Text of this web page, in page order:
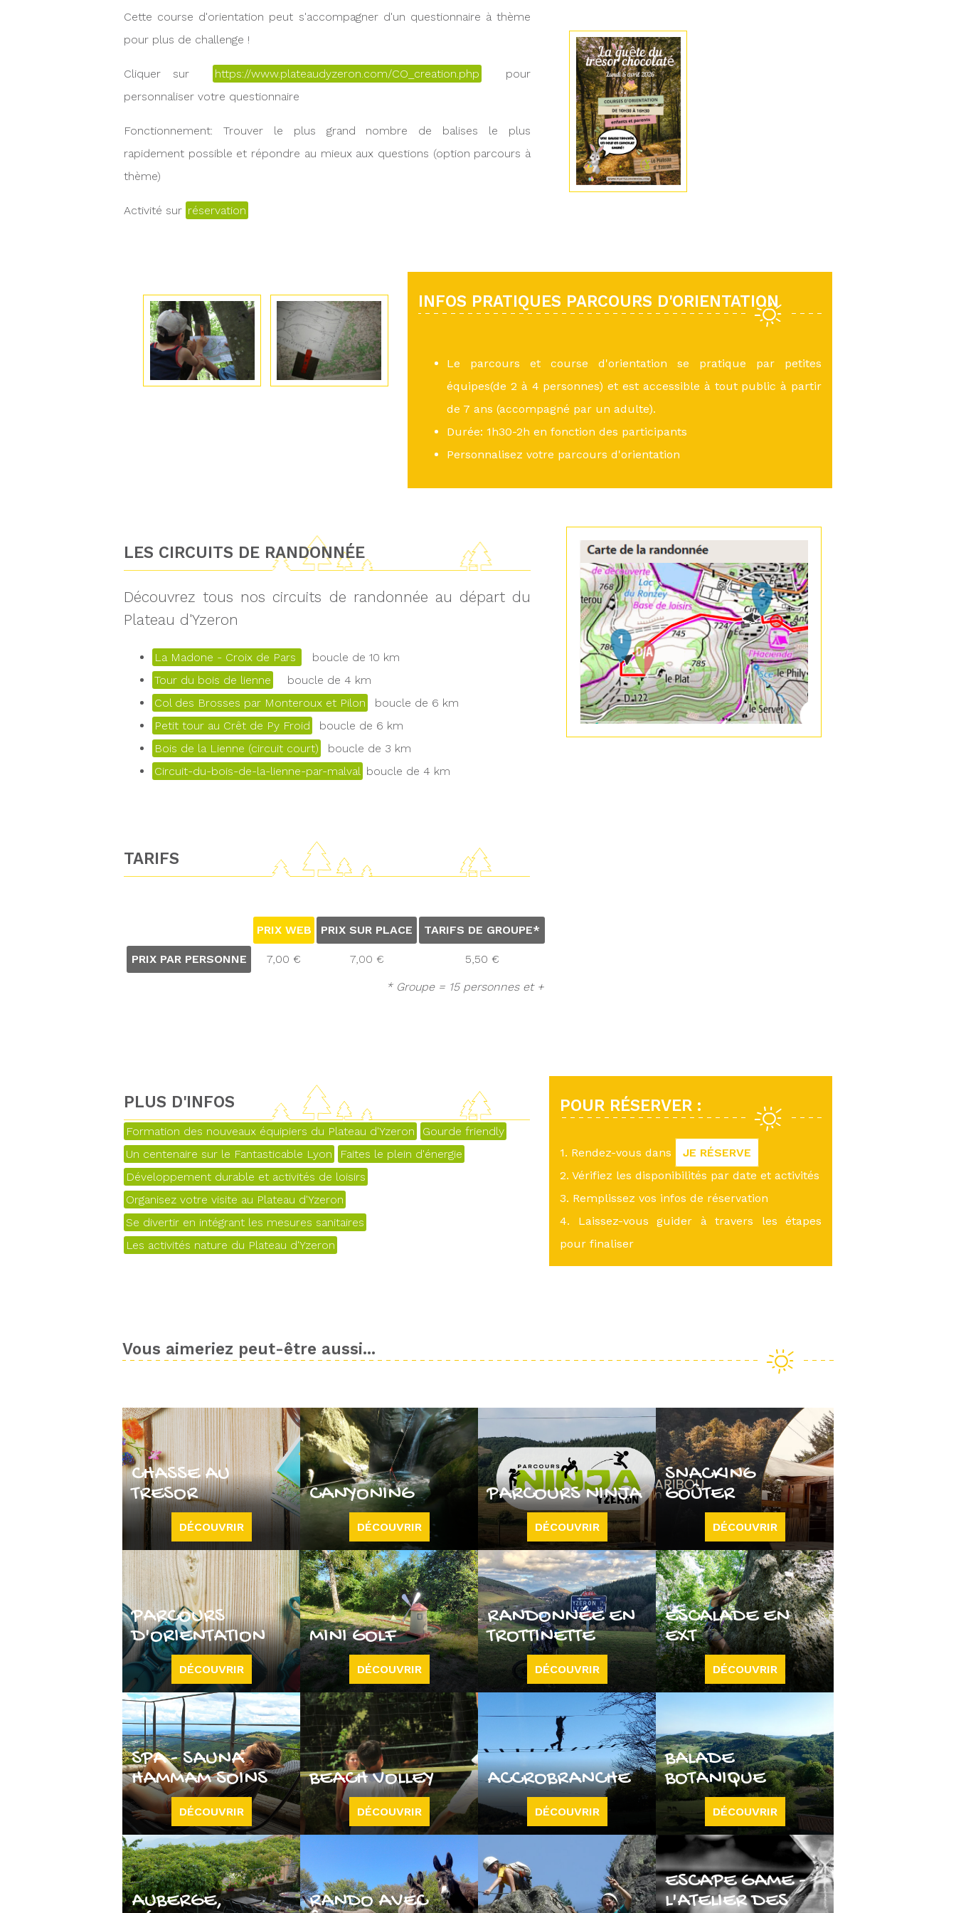
Cette course d'orientation peut s'accompagner d'un questionnaire à thème
pour plus de challenge !
Cliquer sur https://www.plateaudyzeron.com/CO_creation.php
pour
personnaliser votre questionnaire
Fonctionnement: Trouver le plus grand nombre de balises le plus
rapidement possible et répondre au mieux aux questions (option parcours à
thème)
Activité sur réservation
INFOS PRATIQUES PARCOURS D'ORIENTATION
Le parcours et course d'orientation se pratique par petites
équipes(de 2 à 4 personnes) et est accessible à tout public à partir
de 7 ans (accompagné par un adulte).
Durée: 1h30-2h en fonction des participants
Personnalisez votre parcours d'orientation
LES CIRCUITS DE RANDONNÉE
Découvrez tous nos circuits de randonnée au départ du
Plateau d'Yzeron
La Madone - Croix de Pars
boucle de 10 km
Tour du bois de lienne
boucle de 4 km
Col des Brosses par Monteroux et Pilon
boucle de 6 km
Petit tour au Crêt de Py Froid
boucle de 6 km
Bois de la Lienne (circuit court)
boucle de 3 km
Circuit-du-bois-de-la-lienne-par-malval boucle de 4 km
TARIFS
PRIX WEB PRIX SUR PLACE TARIFS DE GROUPE*
PRIX PAR PERSONNE 7,00 € 7,00 € 5,50 €
* Groupe = 15 personnes et +
PLUS D'INFOS
Formation des nouveaux équipiers du Plateau d'Yzeron
Gourde friendly
Un centenaire sur le Fantasticable Lyon
Faites le plein d'énergie
Développement durable et activités de loisirs
Organisez votre visite au Plateau d'Yzeron
Se divertir en intégrant les mesures sanitaires
Les activités nature du Plateau d'Yzeron
POUR RÉSERVER :
1. Rendez-vous dans
JE RÉSERVE
2. Vérifiez les disponibilités par date et activités
3. Remplissez vos infos de réservation
4. Laissez-vous guider à travers les étapes
pour finaliser
Vous aimeriez peut-être aussi...
CHASSE AU
TRESOR
DÉCOUVRIR
CANYONING
DÉCOUVRIR
PARCOURS NINJA
DÉCOUVRIR
SNACKING
GOÛTER
DÉCOUVRIR
PARCOURS
D'ORIENTATION
DÉCOUVRIR
MINI GOLF
DÉCOUVRIR
RANDONNÉE EN
TROTTINETTE
DÉCOUVRIR
ESCALADE EN
EXT
DÉCOUVRIR
SPA - SAUNA
HAMMAM SOINS
DÉCOUVRIR
BEACH VOLLEY
DÉCOUVRIR
ACCROBRANCHE
DÉCOUVRIR
BALADE
BOTANIQUE
DÉCOUVRIR
AUBERGE,
RANDO AVEC
ESCAPE GAME -
L'ATELIER DES